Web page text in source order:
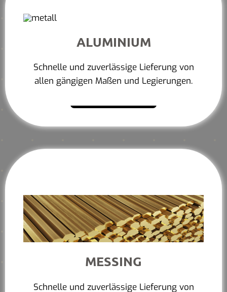
ALUMINIUM
Schnelle und zuverlässige Lieferung von
allen gängigen Maßen und Legierungen.
MESSING
Schnelle und zuverlässige Lieferung von